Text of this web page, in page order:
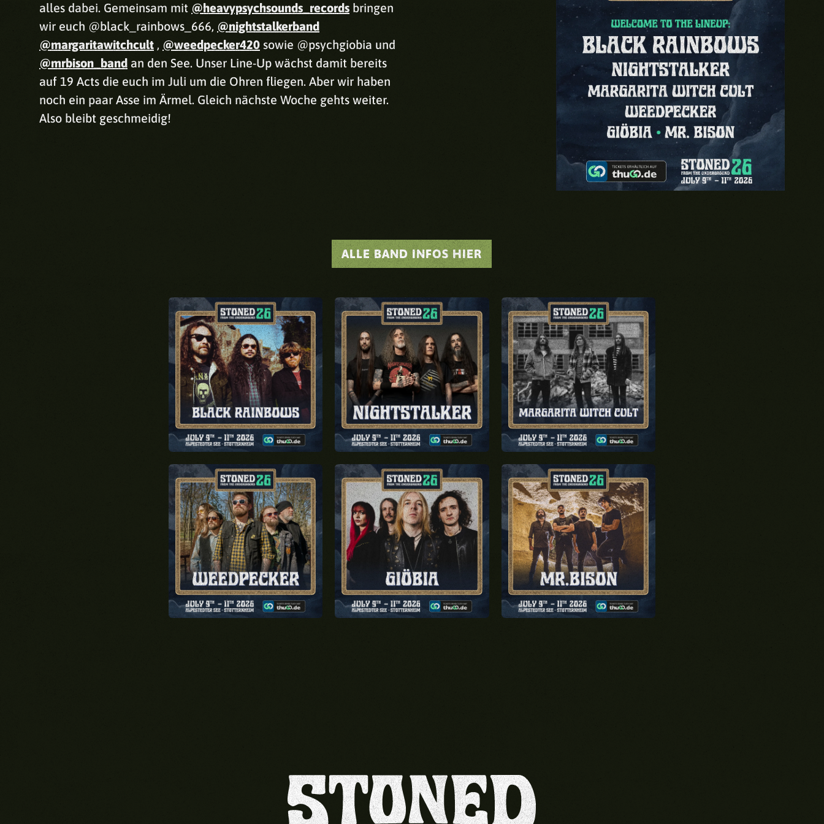
alles dabei. Gemeinsam mit @heavypsychsounds_records bringen
wir euch @black_rainbows_666, @nightstalkerband
@margaritawitchcult , @weedpecker420 sowie @psychgiobia und
@mrbison_band an den See. Unser Line-Up wächst damit bereits
auf 19 Acts die euch im Juli um die Ohren fliegen. Aber wir haben
noch ein paar Asse im Ärmel. Gleich nächste Woche gehts weiter.
Also bleibt geschmeidig!
ALLE BAND INFOS HIER